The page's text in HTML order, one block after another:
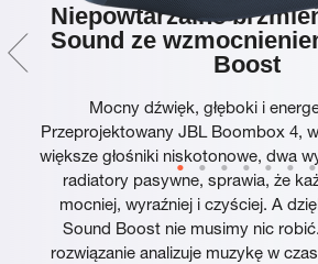
Niepowtarzalne
Sound ze
Boost
Mocny dźwięk, głęboki i
Przeprojektowany JBL Boombox 4,
większe głośniki niskotonowe, dwa
radiatory pasywne, sprawia, że
mocniej, wyraźniej i czyściej. A
Sound Boost nie musimy nic
rozwiązanie analizuje muzykę w